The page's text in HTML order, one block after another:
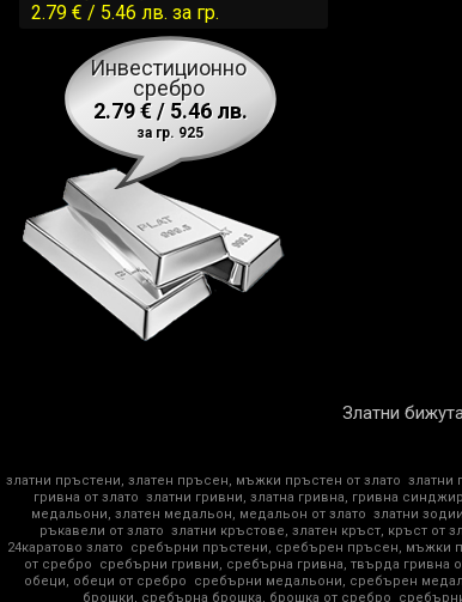
2.79 € / 5.46 лв. за гр.
Инвестиционно
сребро
2.79 € / 5.46 лв.
за гр. 925
Златни
златни пръстени, златен пръсен, мъжки пръстен от злато златни
гривна от злато златни гривни, златна гривна, гривна
медальони, златен медальон, медальон от злато златни
ръкавели от злато златни кръстове, златен кръст, кръст от
24каратово злато
сребърни пръстени, сребърен пръсен, мъжки
от сребро
сребърни гривни, сребърна гривна, твърда гривна
обеци, обеци от сребро
сребърни медальони, сребърен
брошки, сребърна брошка, брошка от сребро